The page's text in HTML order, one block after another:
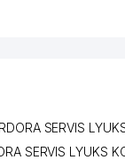
SERVIS
SERVIS LYUKS